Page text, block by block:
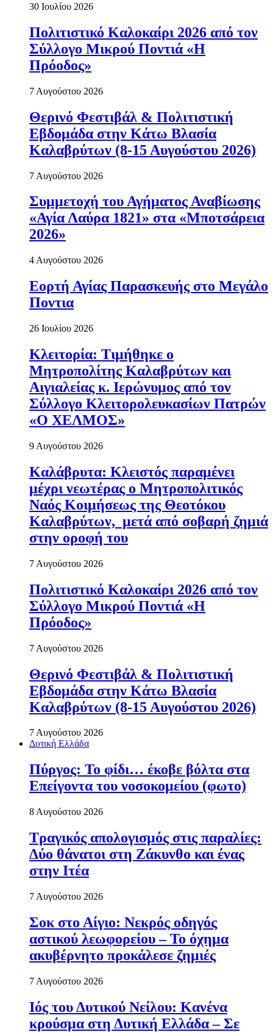
30 Ιουλίου 2026
Πολιτιστικό Καλοκαίρι 2026 από τον
Σύλλογο Μικρού Ποντιά «Η
Πρόοδος»
7 Αυγούστου 2026
Θερινό Φεστιβάλ & Πολιτιστική
Εβδομάδα στην Κάτω Βλασία
Καλαβρύτων (8-15 Αυγούστου 2026)
7 Αυγούστου 2026
Συμμετοχή του Αγήματος Αναβίωσης
«Αγία Λαύρα 1821» στα «Μποτσάρεια
2026»
4 Αυγούστου 2026
Εορτή Αγίας Παρασκευής στο Μεγάλο
Ποντια
26 Ιουλίου 2026
Κλειτορία: Τιμήθηκε ο
Μητροπολίτης Καλαβρύτων και
Αιγιαλείας κ. Ιερώνυμος από τον
Σύλλογο Κλειτορολευκασίων Πατρών
«Ο ΧΕΛΜΟΣ»
9 Αυγούστου 2026
Καλάβρυτα: Κλειστός παραμένει
μέχρι νεωτέρας ο Μητροπολιτικός
Ναός Κοιμήσεως της Θεοτόκου
Καλαβρύτων, μετά από σοβαρή ζημιά
στην οροφή του
7 Αυγούστου 2026
Πολιτιστικό Καλοκαίρι 2026 από τον
Σύλλογο Μικρού Ποντιά «Η
Πρόοδος»
7 Αυγούστου 2026
Θερινό Φεστιβάλ & Πολιτιστική
Εβδομάδα στην Κάτω Βλασία
Καλαβρύτων (8-15 Αυγούστου 2026)
7 Αυγούστου 2026
Δυτική Ελλάδα
Πύργος: Το φίδι… έκοβε βόλτα στα
Επείγοντα του νοσοκομείου (φωτο)
8 Αυγούστου 2026
Τραγικός απολογισμός στις παραλίες:
Δύο θάνατοι στη Ζάκυνθο και ένας
στην Ιτέα
7 Αυγούστου 2026
Σοκ στο Αίγιο: Νεκρός οδηγός
αστικού λεωφορείου – Το όχημα
ακυβέρνητο προκάλεσε ζημιές
7 Αυγούστου 2026
Ιός του Δυτικού Νείλου: Κανένα
κρούσμα στη Δυτική Ελλάδα – Σε